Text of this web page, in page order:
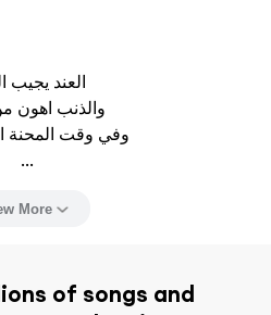
العند يجيب
والذنب اهون
وفي وقت المحنة
...
More
of songs and